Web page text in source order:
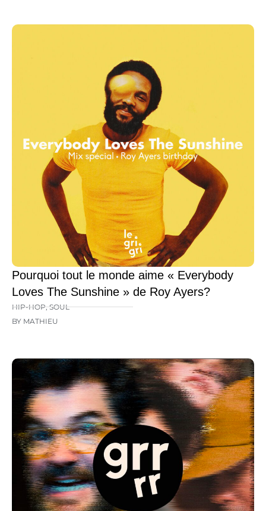
Pourquoi tout le monde aime « Everybody
Loves The Sunshine » de Roy Ayers?
HIP-HOP,SOUL
BY MATHIEU